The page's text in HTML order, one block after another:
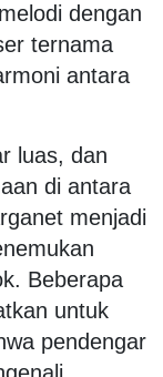
dengan
ternama
antara
luas, dan
di antara
menjadi
Beberapa
untuk
pendengar